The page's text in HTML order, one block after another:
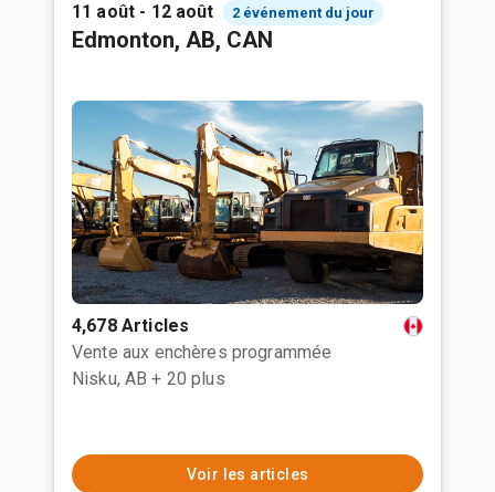
11 août - 12 août 2 événement du jour
Edmonton, AB, CAN
4,678 Articles
Vente aux enchères programmée
Nisku, AB + 20 plus
Voir les articles